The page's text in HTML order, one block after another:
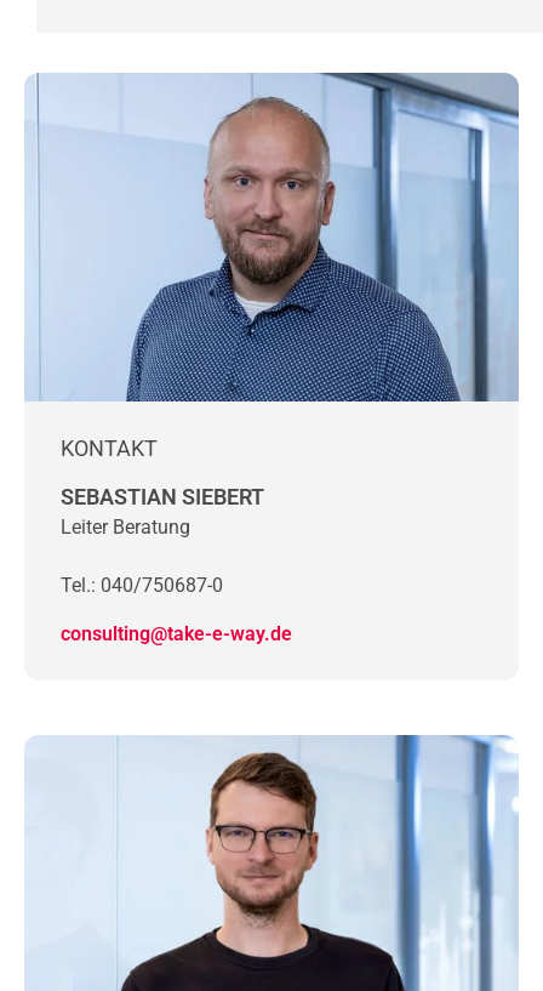
KONTAKT
SEBASTIAN SIEBERT
Leiter Beratung
Tel.: 040/750687-0
consulting@take-e-way.de